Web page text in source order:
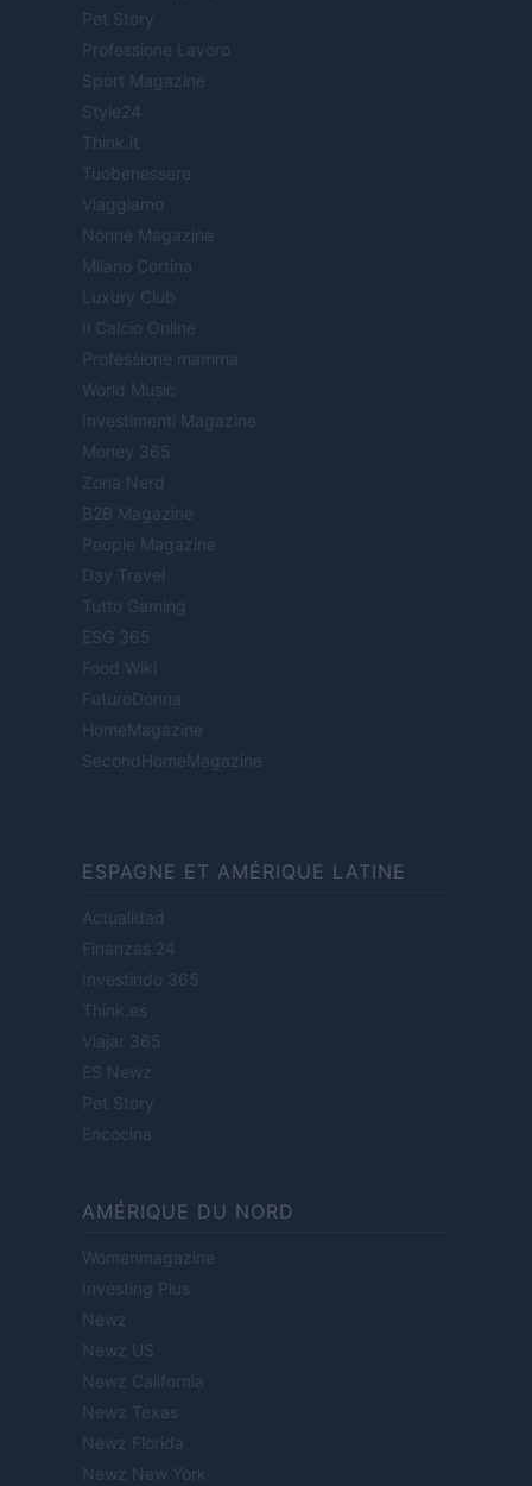
Pet Story
Professione Lavoro
Sport Magazine
Style24
Think.it
Tuobenessere
Viaggiamo
Nonne Magazine
Milano Cortina
Luxury Club
Il Calcio Online
Professione mamma
World Music
Investimenti Magazine
Money 365
Zona Nerd
B2B Magazine
People Magazine
Day Travel
Tutto Gaming
ESG 365
Food Wiki
FuturoDonna
HomeMagazine
SecondHomeMagazine
ESPAGNE ET AMÉRIQUE LATINE
Actualidad
Finanzas 24
Investindo 365
Think.es
Viajar 365
ES Newz
Pet Story
Encocina
AMÉRIQUE DU NORD
Womanmagazine
Investing Plus
Newz
Newz US
Newz California
Newz Texas
Newz Florida
Newz New York